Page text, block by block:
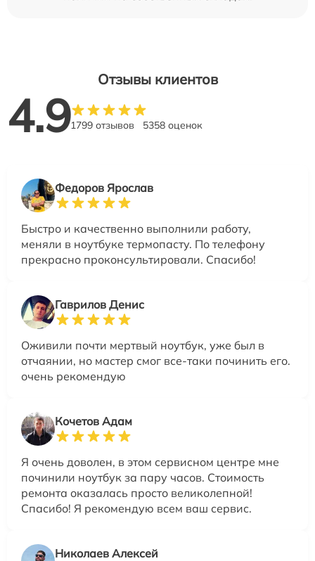
Отзывы клиентов
4.91799 отзывов 5358 оценок
Федоров Ярослав
Быстро и качественно выполнили работу,
меняли в ноутбуке термопасту. По телефону
прекрасно проконсультировали. Спасибо!
Гаврилов Денис
Оживили почти мертвый ноутбук, уже был в
отчаянии, но мастер смог все-таки починить его.
очень рекомендую
Кочетов Адам
Я очень доволен, в этом сервисном центре мне
починили ноутбук за пару часов. Стоимость
ремонта оказалась просто великолепной!
Спасибо! Я рекомендую всем ваш сервис.
Николаев Алексей